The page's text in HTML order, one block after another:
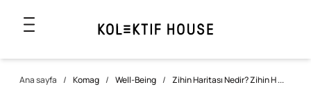
Ana sayfa / Komag / Well-Being / Zihin Haritası Nedir? Zihin H ...